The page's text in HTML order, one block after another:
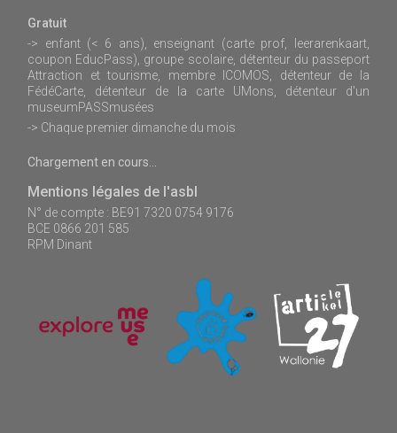
Gratuit
-> enfant (< 6 ans), enseignant (carte prof, leerarenkaart,
coupon EducPass), groupe scolaire, détenteur du passeport
Attraction et tourisme, membre ICOMOS, détenteur de la
FédéCarte, détenteur de la carte UMons, détenteur d'un
museumPASSmusées
-> Chaque premier dimanche du mois
Chargement en cours...
Mentions légales de l'asbl
N° de compte : BE91 7320 0754 9176
BCE 0866 201 585
RPM Dinant